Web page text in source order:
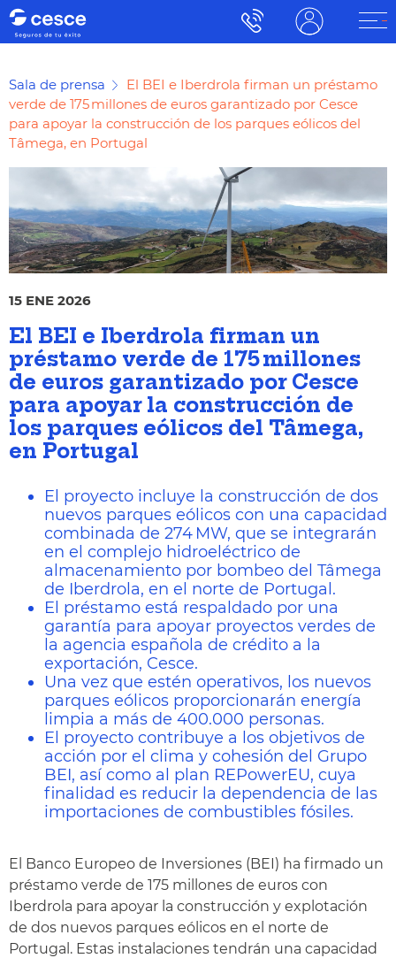
Sala de prensa
El BEI e Iberdrola firman un préstamo
verde de 175 millones de euros garantizado por Cesce
para apoyar la construcción de los parques eólicos del
Tâmega, en Portugal
15 ENE 2026
El BEI e Iberdrola firman un
préstamo verde de 175 millones
de euros garantizado por Cesce
para apoyar la construcción de
los parques eólicos del Tâmega,
en Portugal
El proyecto incluye la construcción de dos
nuevos parques eólicos con una capacidad
combinada de 274 MW, que se integrarán
en el complejo hidroeléctrico de
almacenamiento por bombeo del Tâmega
de Iberdrola, en el norte de Portugal.
El préstamo está respaldado por una
garantía para apoyar proyectos verdes de
la agencia española de crédito a la
exportación, Cesce.
Una vez que estén operativos, los nuevos
parques eólicos proporcionarán energía
limpia a más de 400.000 personas.
El proyecto contribuye a los objetivos de
acción por el clima y cohesión del Grupo
BEI, así como al plan REPowerEU, cuya
finalidad es reducir la dependencia de las
importaciones de combustibles fósiles.
El Banco Europeo de Inversiones (BEI) ha firmado un
préstamo verde de 175 millones de euros con
Iberdrola para apoyar la construcción y explotación
de dos nuevos parques eólicos en el norte de
Portugal. Estas instalaciones tendrán una capacidad